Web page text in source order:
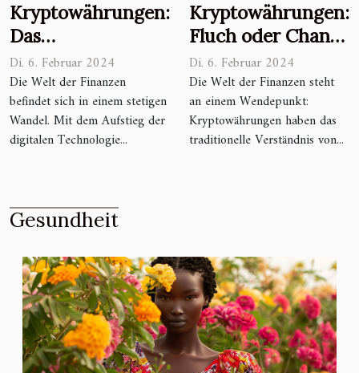
Kryptowährungen:
Das
unvermeidliche
Finanzinstrument
der Zukunft?
Di. 6. Februar 2024
Die Welt der Finanzen
befindet sich in einem stetigen
Wandel. Mit dem Aufstieg der
digitalen Technologie...
Kryptowährungen:
Fluch oder Chance
für die
Finanzwelt?
Di. 6. Februar 2024
Die Welt der Finanzen steht
an einem Wendepunkt:
Kryptowährungen haben das
traditionelle Verständnis von...
Gesundheit